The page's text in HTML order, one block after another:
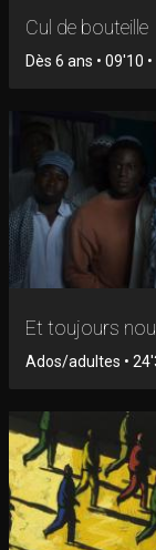
Cul de bouteille
Dès 6 ans • 09'10
Et toujours
Ados/adultes •